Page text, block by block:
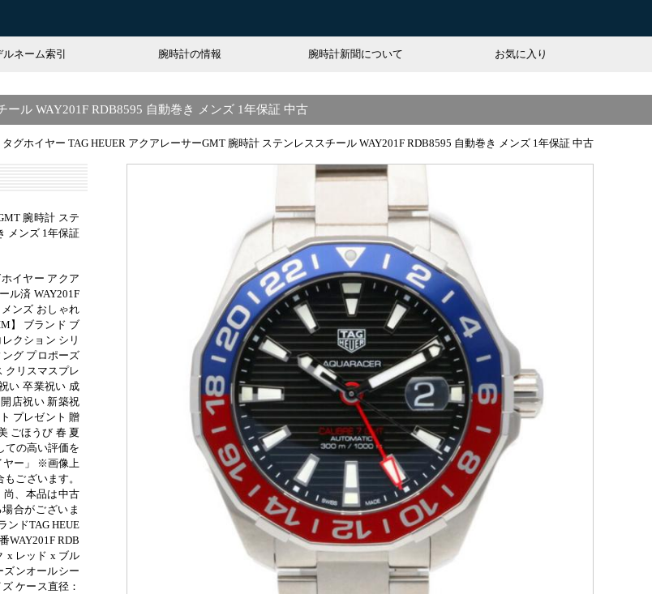
ルネーム索引 腕時計の情報 腕時計新聞について お気に入り
ル WAY201F RDB8595 自動巻き メンズ 1年保証 中古
タグホイヤー TAG HEUER アクアレーサーGMT 腕時計 ステンレススチール WAY201F RDB8595 自動巻き メンズ 1年保証 中古
腕時計 ステ
メンズ 1年保証
イヤー アクア
ル済 WAY201F
ンズ おしゃれ
】 ブランド ブ
クション シリ
グ プロポーズ
クリスマスプレ
い 卒業祝い 成
店祝い 新築祝
プレゼント 贈
ごほうび 春 夏
ての高い評価を
ヤー」 ※画像上
ございます。
、本品は中古
合がございま
ンドTAG HEUE
WAY201F RDB
x レッド x ブル
ズンオールシー
ケース直径：